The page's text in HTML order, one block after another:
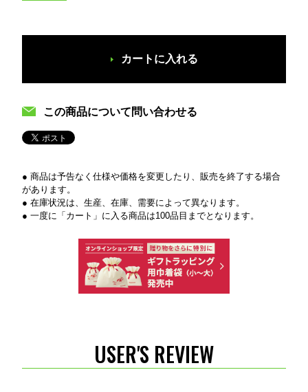
カートに入れる
この商品について問い合わせる
● 商品は予告なく仕様や価格を変更したり、販売を終了する場合
があります。
● 在庫状況は、生産、在庫、需要によって異なります。
● 一度に「カート」に入る商品は100品目までとなります。
USER'S REVIEW